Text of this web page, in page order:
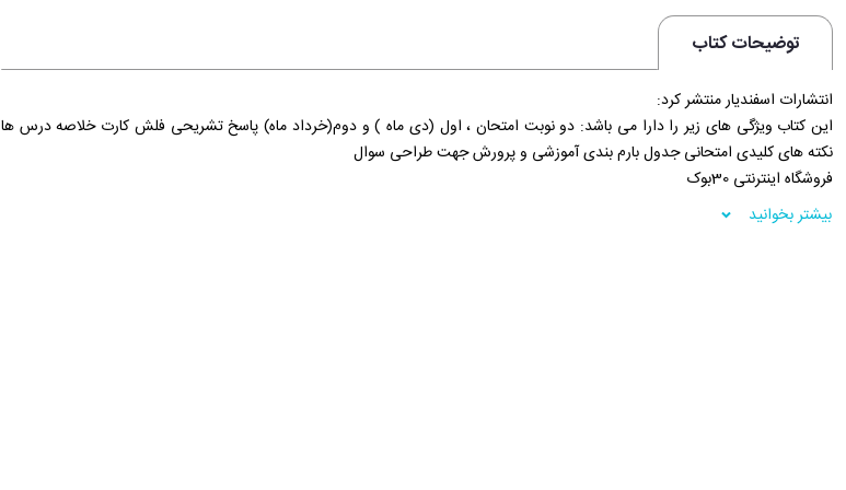
توضیحات کتاب
انتشارات اسفندیار منتشر کرد:
این کتاب ویژگی های زیر را دارا می باشد: دو نوبت امتحان ، اول (دی ماه ) و دوم(خرداد ماه) پاسخ تشریحی فلش کارت خلاصه درس ها
نکته های کلیدی امتحانی جدول بارم بندی آموزشی و پرورش جهت طراحی سوال
فروشگاه اینترنتی 30بوک
بیشتر بخوانید